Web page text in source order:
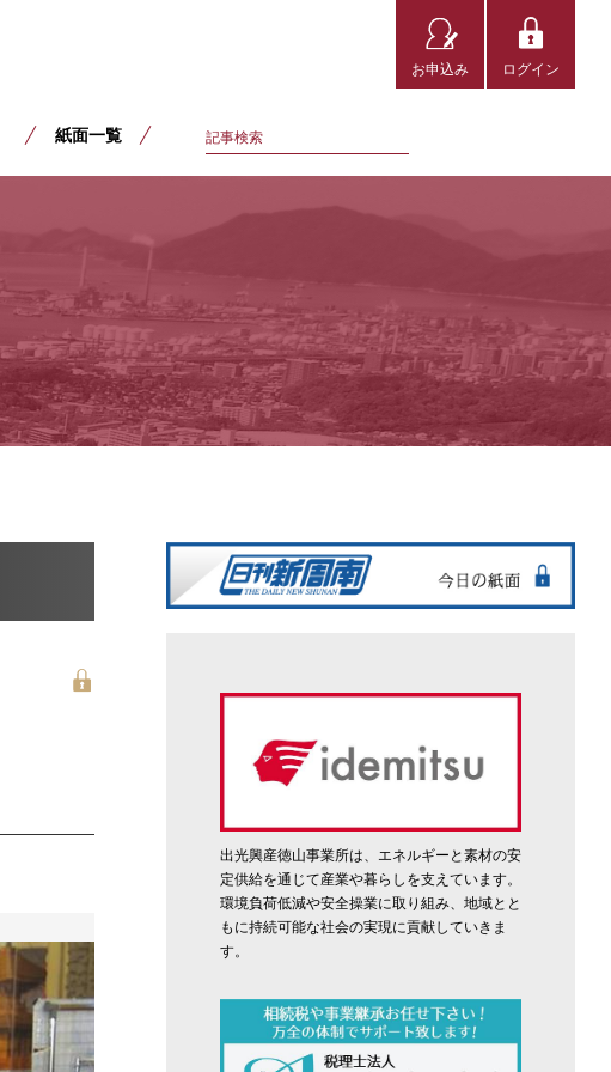
お申込み ログイン
紙面一覧
出光興産徳山事業所は、エネルギーと素材の安
定供給を通じて産業や暮らしを支えています。
環境負荷低減や安全操業に取り組み、地域とと
もに持続可能な社会の実現に貢献していきま
す。